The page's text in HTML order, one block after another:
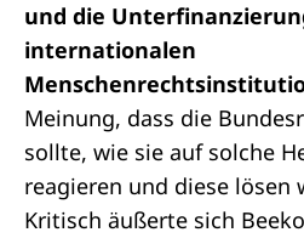
und die
internationalen
Meinung, dass die
sollte, wie sie auf solche
reagieren und diese lösen
Kritisch äußerte sich